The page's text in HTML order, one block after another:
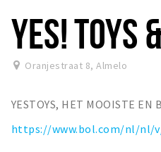
YES! TOYS
Oranjestraat 8,Almelo
YESTOYS, HET MOOISTE EN
https://www.bol.com/nl/nl/